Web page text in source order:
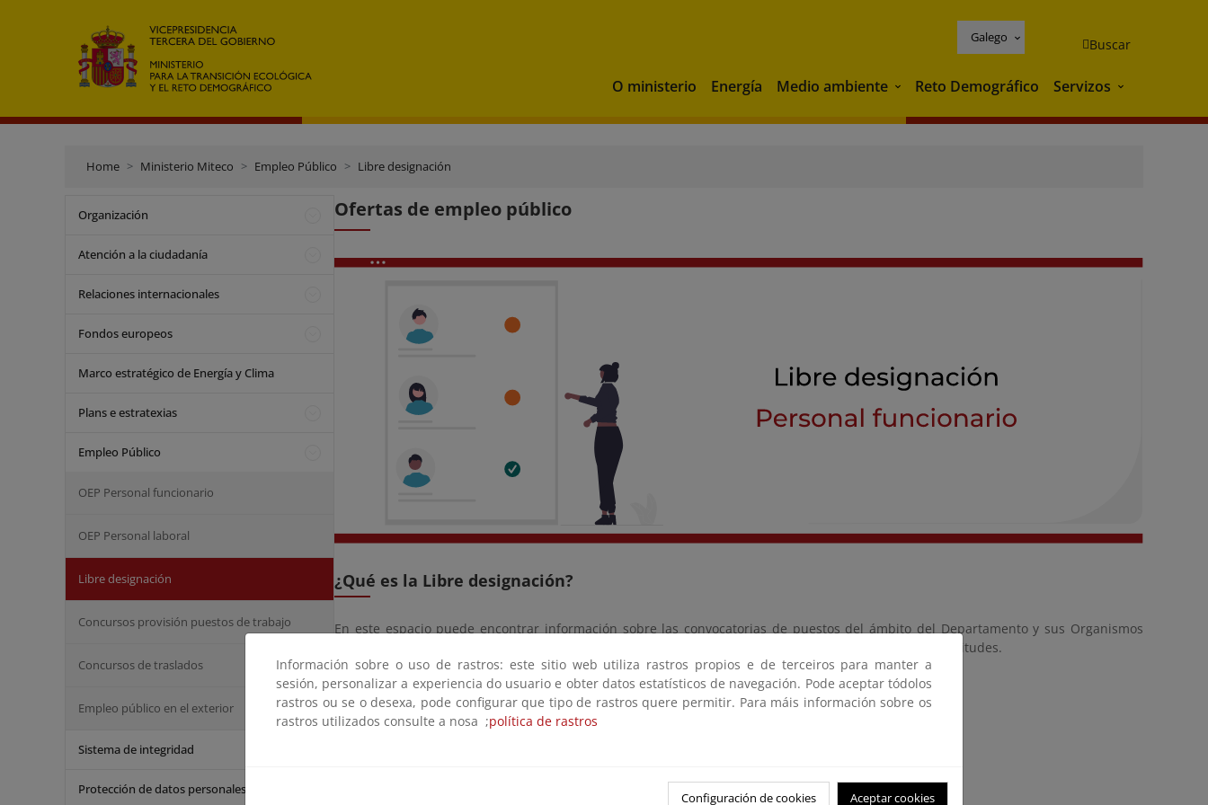
Galego Buscar
O ministerio Energía Medio ambiente Medio ambiente
Reto Demográfico Servizos Servizos
Home Ministerio Miteco Empleo Público Libre designación
Organización
Atención a la ciudadanía
Relaciones internacionales
Fondos europeos
Marco estratégico de Energía y Clima
Plans e estratexias
Empleo Público
OEP Personal funcionario
OEP Personal laboral
Libre designación
Concursos provisión puestos de trabajo
Concursos de traslados
Empleo público en el exterior
Sistema de integridad
Protección de datos personales
Ofertas de empleo público
¿Qué es la Libre designación?
En este espacio puede encontrar información sobre las convocatorias de puestos del ámbito del Departamento y sus Organismos
Autónomos convocados a libre designación y para los que esté abierto el plazo de presentación de solicitudes.
Convocatorias vigentes
Información sobre o uso de rastros: este sitio web utiliza rastros propios e de terceiros para manter a
sesión, personalizar a experiencia do usuario e obter datos estatísticos de navegación. Pode aceptar tódolos
rastros ou se o desexa, pode configurar que tipo de rastros quere permitir. Para máis información sobre os
rastros utilizados consulte a nosa ;política de rastros
Configuración de cookies Aceptar cookies